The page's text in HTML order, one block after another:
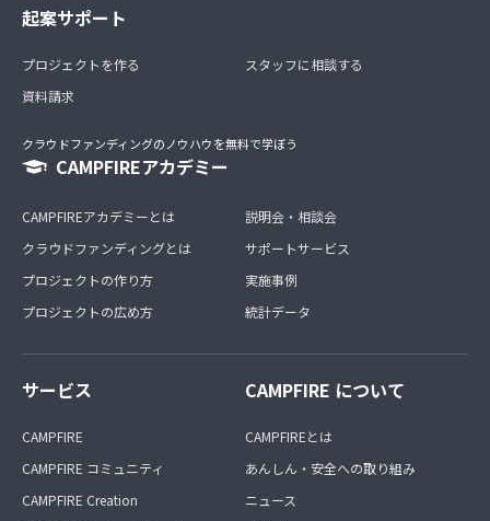
起案サポート
プロジェクトを作る
資料請求
スタッフに相談する
クラウドファンディングのノウハウを無料で学ぼう
CAMPFIREアカデミー
CAMPFIREアカデミーとは
クラウドファンディングとは
プロジェクトの作り方
プロジェクトの広め方
説明会・相談会
サポートサービス
実施事例
統計データ
サービス
CAMPFIRE
CAMPFIRE コミュニティ
CAMPFIRE Creation
CAMPFIRE について
CAMPFIREとは
あんしん・安全への取り組み
ニュース